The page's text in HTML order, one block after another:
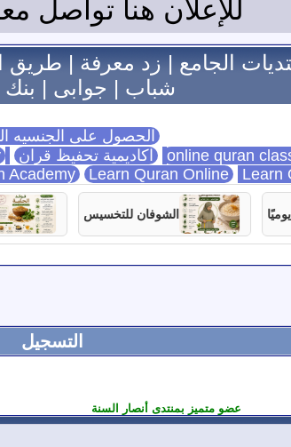
للإعلان هنا تواصل
الجامع|زد معرفة|طريق
شباب | جوابى |
الحصول على الجنسيه
اكاديمية تحفيظ قران
Academy Learn Quran Online Learn
الشوفان للتخسيس
التسجيل
عضو متميز بمنتدى أنصار السنة